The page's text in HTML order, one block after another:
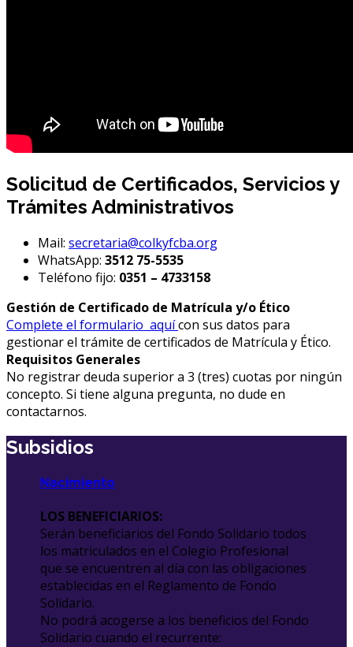
Solicitud de Certificados, Servicios y
Trámites Administrativos
Mail: secretaria@colkyfcba.org
WhatsApp: 3512 75-5535
Teléfono fijo: 0351 – 4733158
Gestión de Certificado de Matrícula y/o Ético
Complete el formulario aquícon sus datos para
gestionar el trámite de certificados de Matrícula y Ético.
Requisitos Generales
No registrar deuda superior a 3 (tres) cuotas por ningún
concepto. Si tiene alguna pregunta, no dude en
contactarnos.
Subsidios
Nacimiento
LOS BENEFICIARIOS:
Serán beneficiarios del Fondo Solidario todos
los matriculados en el Colegio Profesional
que se encuentren al día con las obligaciones
establecidas en el Reglamento de Fondo
Solidario.
No podrá acogerse a los beneficios del Fondo
Solidario cuando el recurrente: